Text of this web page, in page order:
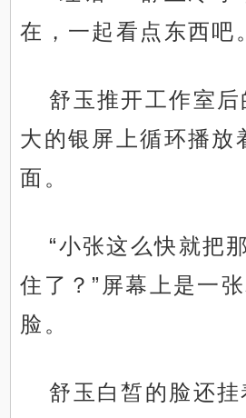
在，一起看点东西吧
舒玉推开工作室
大的银屏上循环播放
面。
“小张这么快就把
住了？”屏幕上是一
脸。
舒玉白皙的脸还挂